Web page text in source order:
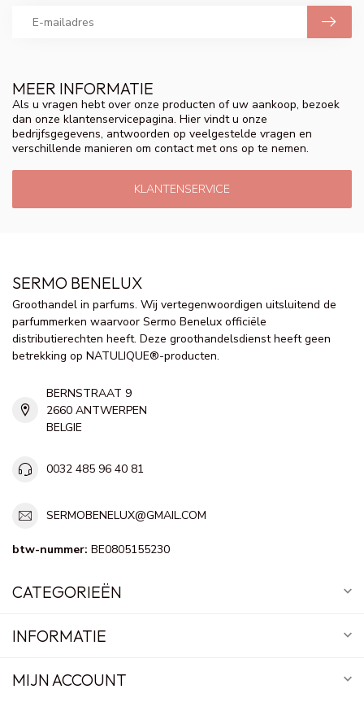
MEER INFORMATIE
Als u vragen hebt over onze producten of uw aankoop, bezoek
dan onze klantenservicepagina. Hier vindt u onze
bedrijfsgegevens, antwoorden op veelgestelde vragen en
verschillende manieren om contact met ons op te nemen.
KLANTENSERVICE
SERMO BENELUX
Groothandel in parfums. Wij vertegenwoordigen uitsluitend de
parfummerken waarvoor Sermo Benelux officiële
distributierechten heeft. Deze groothandelsdienst heeft geen
betrekking op NATULIQUE®-producten.
BERNSTRAAT 9
2660 ANTWERPEN
BELGIE
0032 485 96 40 81
SERMOBENELUX@GMAIL.COM
btw-nummer: BE0805155230
CATEGORIEËN
INFORMATIE
MIJN ACCOUNT